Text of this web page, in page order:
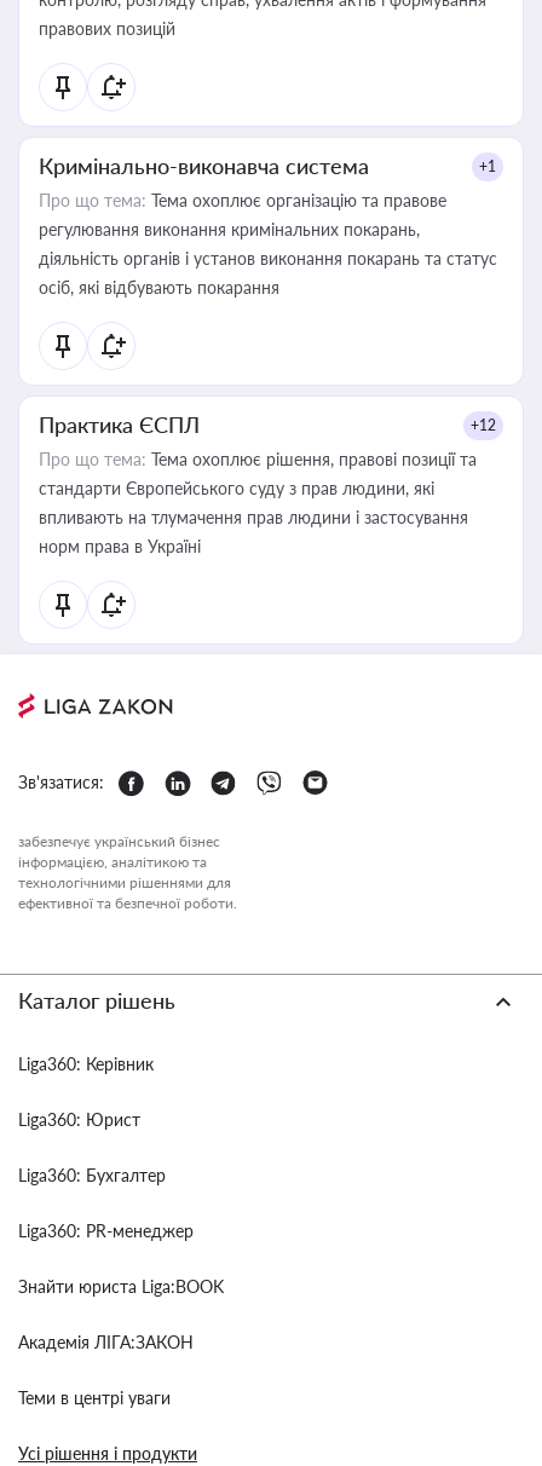
правових позицій
Кримінально-виконавча система +1
Про що тема: Тема охоплює організацію та правове
регулювання виконання кримінальних покарань,
діяльність органів і установ виконання покарань та статус
осіб, які відбувають покарання
Практика ЄСПЛ +12
Про що тема: Тема охоплює рішення, правові позиції та
стандарти Європейського суду з прав людини, які
впливають на тлумачення прав людини і застосування
норм права в Україні
Зв'язатися:
забезпечує український бізнес
інформацією, аналітикою та
технологічними рішеннями для
ефективної та безпечної роботи.
Каталог рішень
Liga360: Керівник
Liga360: Юрист
Liga360: Бухгалтер
Liga360: PR-менеджер
Знайти юриста Liga:BOOK
Академія ЛІГА:ЗАКОН
Теми в центрі уваги
Усі рішення і продукти